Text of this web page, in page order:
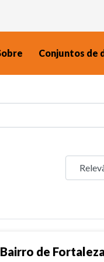
Conjuntos de
de